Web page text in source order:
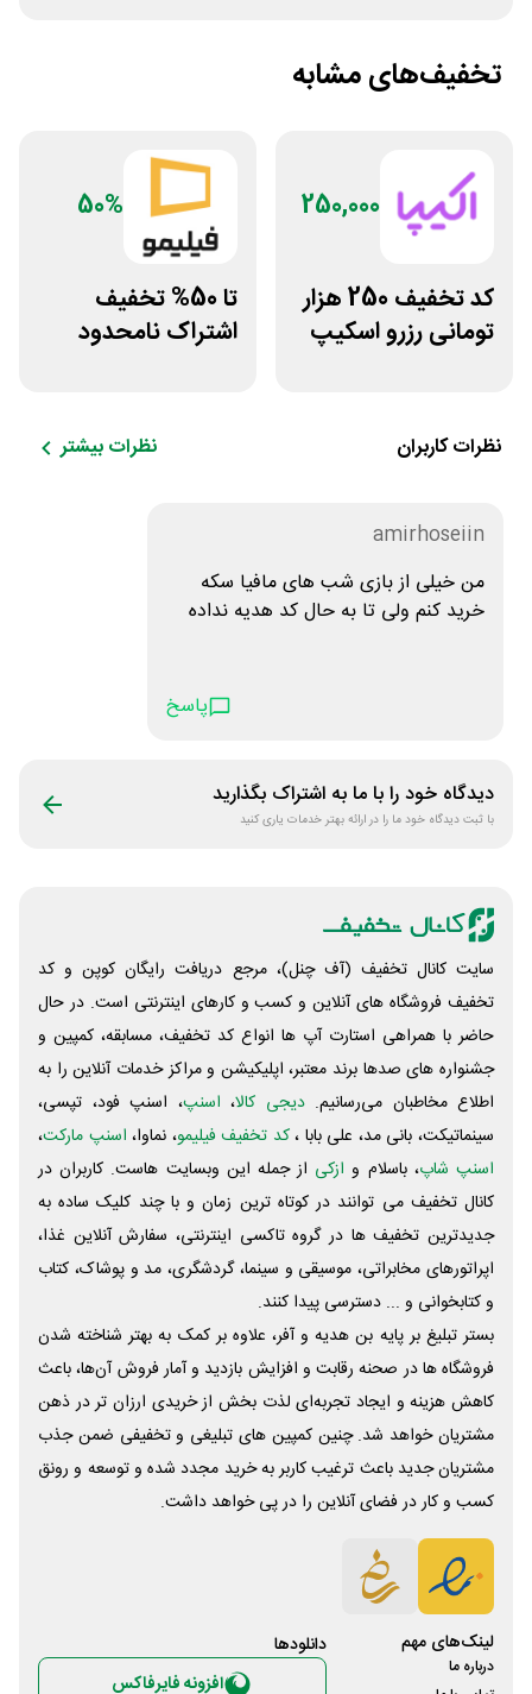
تخفیف‌های مشابه
250,000
کد تخفیف 250 هزار
تومانی رزرو اسکیپ
50%
تا 50% تخفیف
اشتراک نامحدود
نظرات کاربران نظرات بیشتر
amirhoseiin
من خیلی از بازی شب های مافیا سکه
خرید کنم ولی تا به حال کد هدیه نداده
پاسخ
دیدگاه خود را با ما به اشتراک بگذارید
با ثبت دیدگاه خود ما را در ارائه بهتر خدمات یاری کنید
سایت کانال تخفیف (آف چنل)، مرجع دریافت رایگان کوپن و کد
تخفیف فروشگاه های آنلاین و کسب و‌ کارهای اینترنتی است. در حال
حاضر با همراهی استارت آپ ها انواع کد تخفیف، مسابقه، کمپین و
جشنواره های صدها برند معتبر، اپلیکیشن و مراکز خدمات آنلاین را به
اطلاع مخاطبان می‌رسانیم. دیجی کالا، اسنپ، اسنپ فود، تپسی،
سینماتیکت، بانی مد، علی‌ بابا ،کد تخفیف فیلیمو، نماوا، اسنپ مارکت،
اسنپ شاپ، باسلام و ازکی از جمله این وبسایت ‌هاست. کاربران در
کانال تخفیف می توانند در کوتاه ترین زمان و با چند کلیک ساده به
جدیدترین تخفیف ها در گروه تاکسی اینترنتی، سفارش آنلاین غذا،
اپراتورهای مخابراتی، موسیقی و سینما، گردشگری، مد و پوشاک، کتاب
و کتابخوانی و ... دسترسی پیدا کنند.
بستر تبلیغ بر پایه بن هدیه و آفر، علاوه بر کمک به بهتر شناخته شدن
فروشگاه ها در صحنه رقابت و افزایش بازدید و آمار فروش آن‌ها، باعث
کاهش هزینه و ایجاد تجربه‌ای لذت بخش از خریدی ارزان تر در ذهن
مشتریان خواهد شد. چنین کمپین های تبلیغی و تخفیفی ضمن جذب
مشتریان جدید باعث ترغیب کاربر به خرید مجدد شده و توسعه و رونق
کسب و کار در فضای آنلاین را در پی خواهد داشت.
لینک‌های مهم
درباره ما
دانلود‌ها
افزونه فایرفاکس